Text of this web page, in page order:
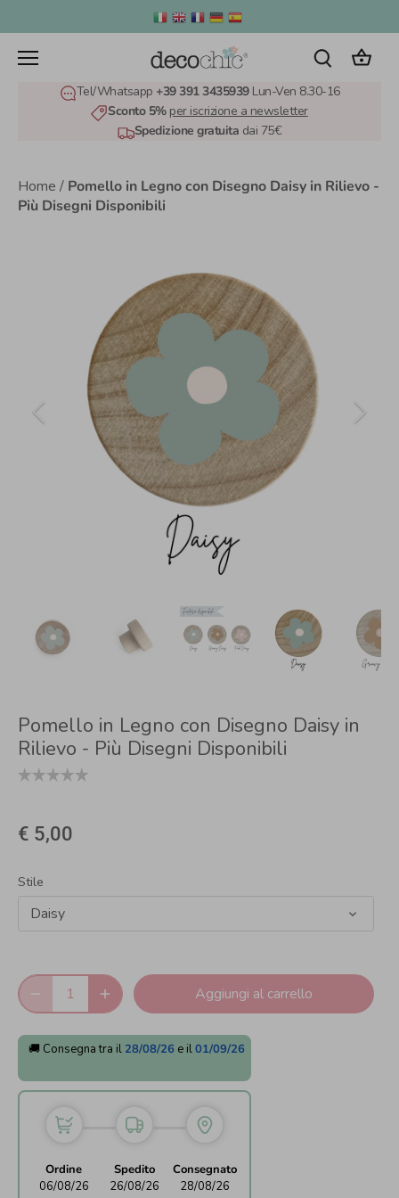
al
contenuto
Tel/Whatsapp +39 391 3435939 Lun-Ven 8.30-16
Sconto 5% per iscrizione a newsletter
Spedizione gratuita dai 75€
Home / Pomello in Legno con Disegno Daisy in Rilievo -
Più Disegni Disponibili
Pomello in Legno con Disegno Daisy in
Rilievo - Più Disegni Disponibili
€ 5,00
Stile
Daisy
Aggiungi al carrello
🚚 Consegna tra il 28/08/26 e il01/09/26
Ordine
06/08/26
Spedito
26/08/26
Consegnato
28/08/26